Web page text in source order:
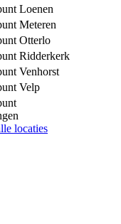
Loenen
Meteren
Otterlo
Ridderkerk
Venhorst
Velp
locaties